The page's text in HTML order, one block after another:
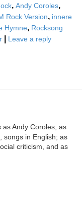
, Andy Coroles,
Rock Version, innere
Hymne, Rocksong
Leave a reply
as Andy Coroles; as
songs in English; as
criticism, and as